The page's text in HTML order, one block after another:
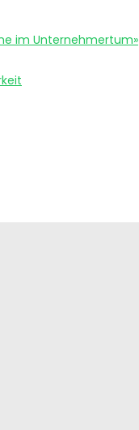
im Unternehmertum»